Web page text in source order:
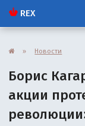
REX
» Новости
Борис
акции